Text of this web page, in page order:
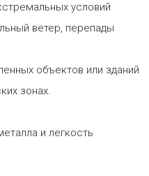
условий
ветер, перепады
объектов или зданий
зонах.
и легкость